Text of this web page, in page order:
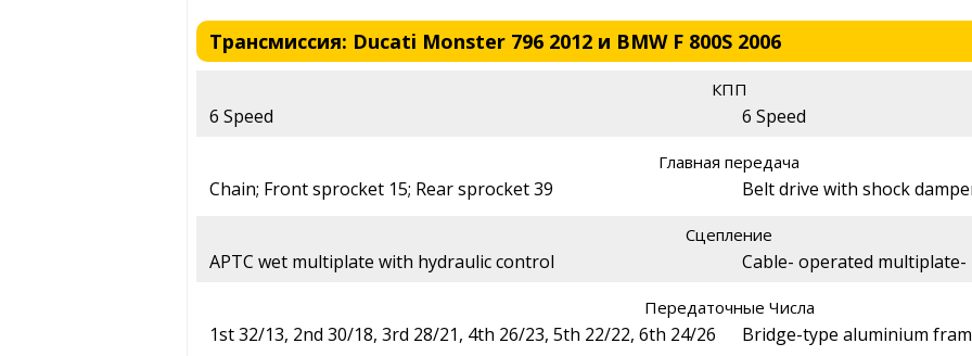
Трансмиссия: Ducati Monster 796 2012 и BMW F 800S 2006
КПП
6 Speed 6 Speed
Главная передача
Chain; Front sprocket 15; Rear sprocket 39 Belt drive with shock
Сцепление
APTC wet multiplate with hydraulic control Cable- operated multiplate-
Передаточные Числа
1st 32/13, 2nd 30/18, 3rd 28/21, 4th 26/23, 5th 22/22, 6th 24/26 Bridge-type aluminium